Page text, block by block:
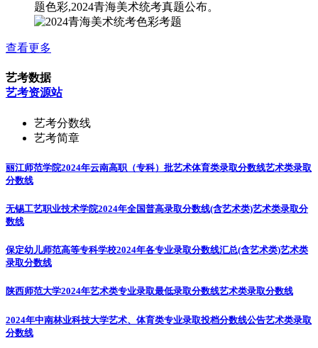
题色彩,2024青海美术统考真题公布。
查看更多
艺考数据
艺考资源站
艺考分数线
艺考简章
丽江师范学院2024年云南高职（专科）批艺术体育类录取分数线艺术类录取
分数线
无锡工艺职业技术学院2024年全国普高录取分数线(含艺术类)艺术类录取分
数线
保定幼儿师范高等专科学校2024年各专业录取分数线汇总(含艺术类)艺术类
录取分数线
陕西师范大学2024年艺术类专业录取最低录取分数线艺术类录取分数线
2024年中南林业科技大学艺术、体育类专业录取投档分数线公告艺术类录取
分数线